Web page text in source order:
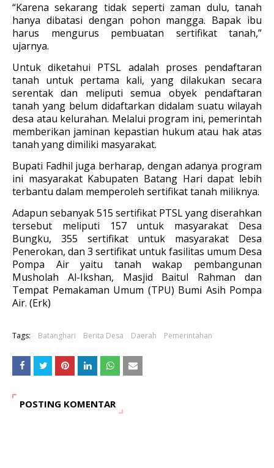
“Karena sekarang tidak seperti zaman dulu, tanah
hanya dibatasi dengan pohon mangga. Bapak ibu
harus mengurus pembuatan sertifikat tanah,”
ujarnya.
Untuk diketahui PTSL adalah proses pendaftaran
tanah untuk pertama kali, yang dilakukan secara
serentak dan meliputi semua obyek pendaftaran
tanah yang belum didaftarkan didalam suatu wilayah
desa atau kelurahan. Melalui program ini, pemerintah
memberikan jaminan kepastian hukum atau hak atas
tanah yang dimiliki masyarakat.
Bupati Fadhil juga berharap, dengan adanya program
ini masyarakat Kabupaten Batang Hari dapat lebih
terbantu dalam memperoleh sertifikat tanah miliknya.
Adapun sebanyak 515 sertifikat PTSL yang diserahkan
tersebut meliputi 157 untuk masyarakat Desa
Bungku, 355 sertifikat untuk masyarakat Desa
Penerokan, dan 3 sertifikat untuk fasilitas umum Desa
Pompa Air yaitu tanah wakap pembangunan
Musholah Al-Ikshan, Masjid Baitul Rahman dan
Tempat Pemakaman Umum (TPU) Bumi Asih Pompa
Air. (Erk)
Tags: Batanghari Berita Desa Daerah Pemerintahan
POSTING KOMENTAR